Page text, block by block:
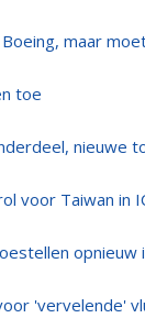
maar
toe
nieuwe
voor Taiwan in
opnieuw
'vervelende'